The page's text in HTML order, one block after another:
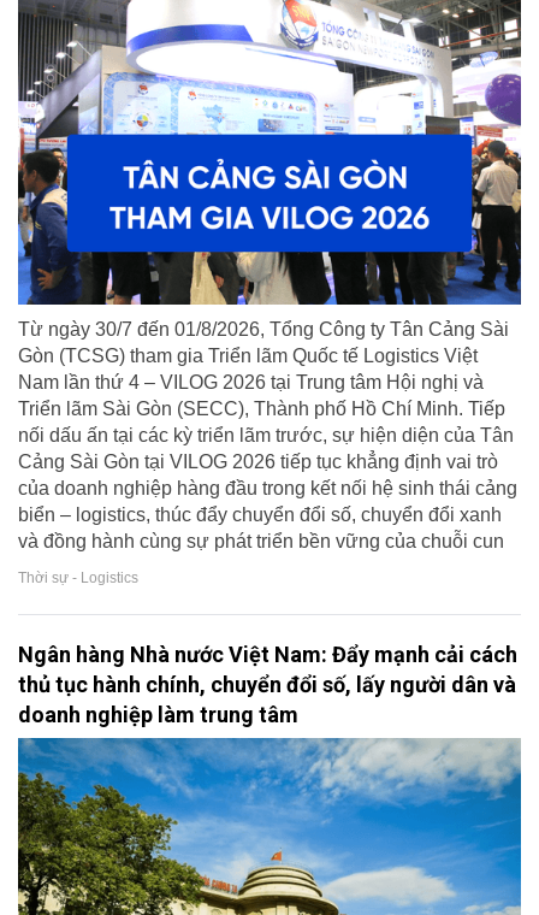
Từ ngày 30/7 đến 01/8/2026, Tổng Công ty Tân Cảng Sài
Gòn (TCSG) tham gia Triển lãm Quốc tế Logistics Việt
Nam lần thứ 4 – VILOG 2026 tại Trung tâm Hội nghị và
Triển lãm Sài Gòn (SECC), Thành phố Hồ Chí Minh. Tiếp
nối dấu ấn tại các kỳ triển lãm trước, sự hiện diện của Tân
Cảng Sài Gòn tại VILOG 2026 tiếp tục khẳng định vai trò
của doanh nghiệp hàng đầu trong kết nối hệ sinh thái cảng
biển – logistics, thúc đẩy chuyển đổi số, chuyển đổi xanh
và đồng hành cùng sự phát triển bền vững của chuỗi cun
Thời sự - Logistics
Ngân hàng Nhà nước Việt Nam: Đẩy mạnh cải cách
thủ tục hành chính, chuyển đổi số, lấy người dân và
doanh nghiệp làm trung tâm